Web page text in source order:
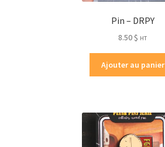
Pin – DRPY
8.50$ HT
Ajouter au panier